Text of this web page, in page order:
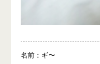
名前：ギ〜